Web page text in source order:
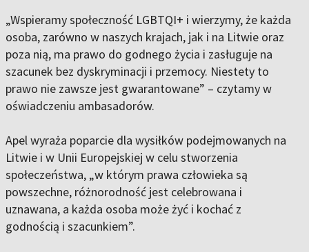
„Wspieramy społeczność LGBTQI+ i wierzymy, że każda
osoba, zarówno w naszych krajach, jak i na Litwie oraz
poza nią, ma prawo do godnego życia i zasługuje na
szacunek bez dyskryminacji i przemocy. Niestety to
prawo nie zawsze jest gwarantowane” – czytamy w
oświadczeniu ambasadorów.
Apel wyraża poparcie dla wysiłków podejmowanych na
Litwie i w Unii Europejskiej w celu stworzenia
społeczeństwa, „w którym prawa człowieka są
powszechne, różnorodność jest celebrowana i
uznawana, a każda osoba może żyć i kochać z
godnością i szacunkiem”.